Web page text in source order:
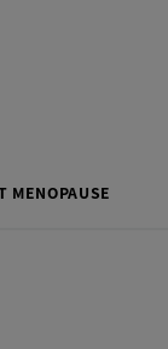
MENOPAUSE